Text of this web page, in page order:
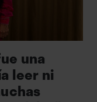
una
leer ni